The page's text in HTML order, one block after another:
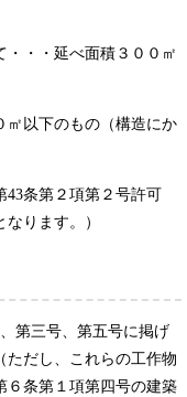
面積３００㎡
以下のもの（構造にか
条第２項第２号許可
ります。）
第三号、第五号に掲げ
ただし、これらの工作物
６条第１項第四号の建築